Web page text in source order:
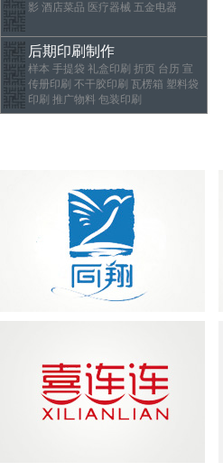
影 酒店菜品 医疗器械 五金电器
后期印刷制作
样本 手提袋 礼盒印刷 折页 台历 宣
传册印刷 不干胶印刷 瓦楞箱 塑料袋
印刷 推广物料 包装印刷